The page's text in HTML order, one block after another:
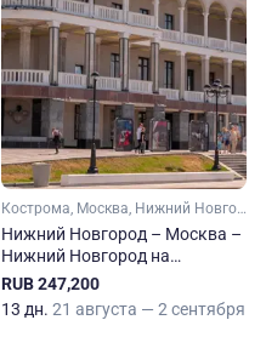
Кострома, Москва, Нижний Новгород, Рыбинск, Тверь, Ярославль, Углич, Калязин, Плес, Кинешма, Мышкин, Городец, Юрьевец
Нижний Новгород – Москва –
Нижний Новгород на
теплоходе Кронштадт
RUB 247,200
13 дн. 21 августа — 2 сентября